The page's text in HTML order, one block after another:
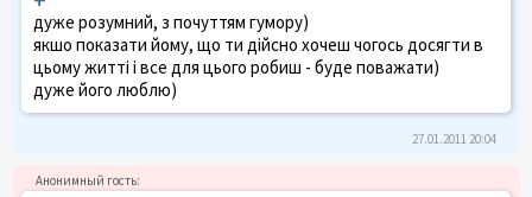
дуже розумний, з почуттям гумору)
якшо показати йому, що ти дійсно хочеш чогось досягти в
цьому житті і все для цього робиш - буде поважати)
дуже його люблю)
27.01.2011 20:04